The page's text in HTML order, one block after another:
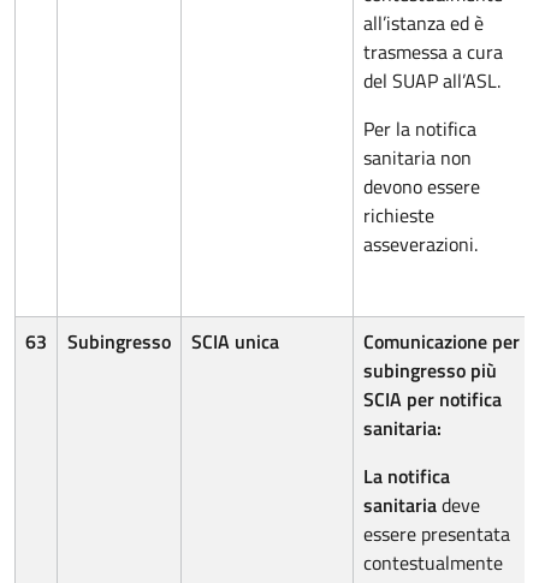
all’istanza ed è
trasmessa a cura
del SUAP all’ASL.
Per la notifica
sanitaria non
devono essere
richieste
asseverazioni.
63 Subingresso SCIA unica
Comunicazione per
subingresso più
SCIA per notifica
sanitaria:
La notifica
sanitariadeve
essere presentata
contestualmente